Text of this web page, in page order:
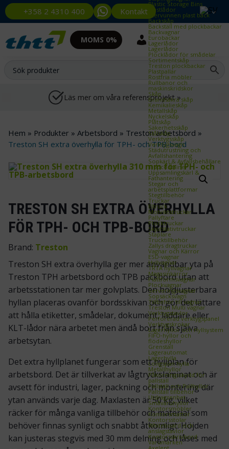
+358 2 4310 400 Kontakt
Plastic Storage Bins
Plastlådor
Återvunnen plast back
Backskåp
Backställ med plockbackar
Backvagnar
Eurobackar
Lagerlådor
Lagerlådor
Plocklådor för smådelar
Sortimentskåp
Treston plockbackar
Plastpallar
Rostfria möbler
Rullbanor och
maskinskridskor
Skåp
Brandsäkra skåp
Kemikalieskåp
Metallskåp
Nyckelskåp
Plåtskåp
Säkerhetsskåp
Stålskåp
Verktygsskåp
Verktygsvagn
Städutrustning och
Avfallshantering
Sopkärl & Avfallsbehållare
Tippcontainer
Uppsamlingskärl &
Fathantering
Stegar och
arbetsplattformar
Stegtillbehör
Truckar
Eltruck
Motviktstruckar
Pallyftare
Plocktruckar
Skjutstativtruckar
Staplare
Trucktillbehör
Zallys dragtruckar
Vagnar och Kärror
ESD‑vagnar
Hyllvagnar
TRTA hyllvagnar
Magasinkärror
Plattformsvagnar
Plockvagnar
Serveringsvagnar
Sopsäcksvagn
Tillbehör till vagnar
Treston Multi vagnar
Verktygstavlor
Perforerad verktygspanel
Verktygskrokar
Lagerhyllor och Hyllsystem
FIFO‑hyllor och
flödeshyllor
Grenställ
Lagerautomat
Lagerhylla
Longspan hylla
Metallhyllor
Påkörningsskydd för
pallställ
Pallställ och Pallhyllor
Pallställ tillbehör
Utdragsenhet
Småvaruhyllor
Kontorsmöbler
Kontorsmattor
Kontorsstolar
Whiteboard och
anslagstavlor
Kontorsskrivbord
Varumärken
Axelent
MOMS 0%
Läs mer om våra referensprojekt »
Hem » Produkter » Arbetsbord » Treston arbetsbord »
Treston SH extra överhylla för TPH- och TPB-bord
TRESTON SH EXTRA ÖVERHYLLA
FÖR TPH- OCH TPB-BORD
Brand: Treston
Treston SH extra överhylla ger mer användbar yta på
Treston TPH arbetsbord och TPB packbord utan att
arbetsstationen tar mer golvplats. Den höjdjusterbara
hyllan placeras ovanför bordsskivan och gör det lättare
att hålla etiketter, smådelar, dokument, laddare eller
KLT-lådor nära arbetet men ändå bort från själva
arbetsytan.
Det extra hyllplanet fungerar som ett hyllplan för
arbetsbord. Det är tillverkat av lågtryckslaminat och är
avsett för industri, lager, packning och montering där
ytan används varje dag. Maxlasten är 50 kg, vilket
räcker för många vanliga tillbehör och material som
behöver finnas synligt och snabbt åtkomligt. Höjden
kan justeras stegvis med 30 mm delning och låses med